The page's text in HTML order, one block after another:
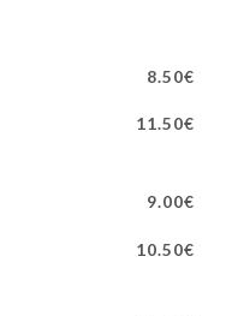
8.50€
11.50€
9.00€
10.50€